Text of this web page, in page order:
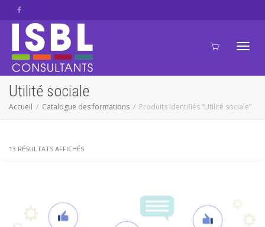
Utilité sociale
Accueil Catalogue des formations Produits identifiés “Utilité sociale”
13 RÉSULTATS AFFICHÉS